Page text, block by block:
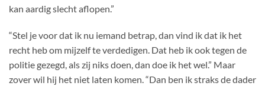
kan aardig slecht aflopen.”
“Stel je voor dat ik nu iemand betrap, dan vind ik dat ik het
recht heb om mijzelf te verdedigen. Dat heb ik ook tegen de
politie gezegd, als zij niks doen, dan doe ik het wel.” Maar
zover wil hij het niet laten komen. “Dan ben ik straks de dader